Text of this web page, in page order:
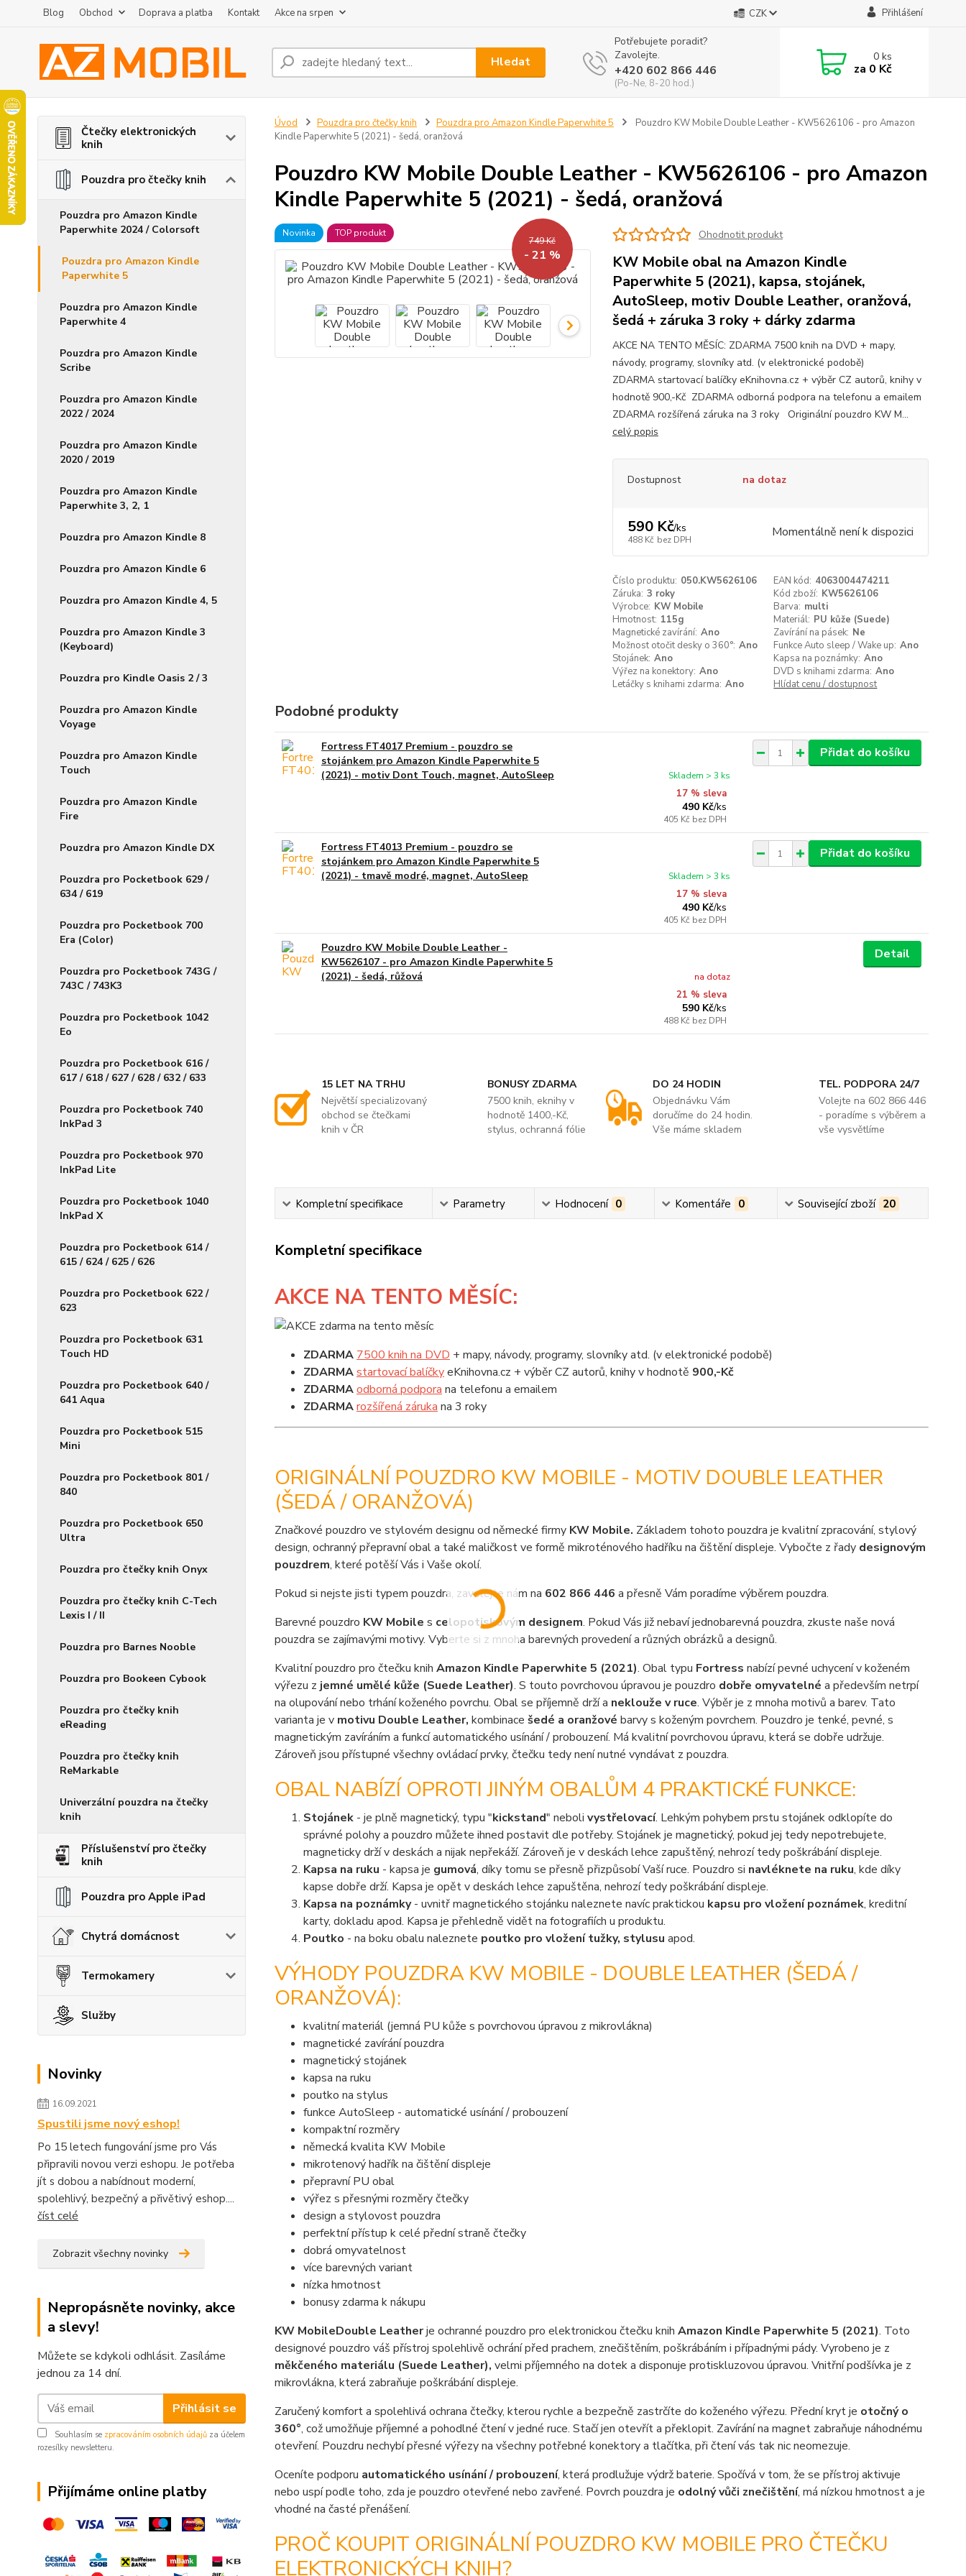
Blog Obchod Doprava a platba Kontakt Akce na srpen CZK Přihlášení
Hledat
Potřebujete poradit?
Zavolejte.
+420 602 866 446
(Po-Ne, 8-20 hod.)
0ks
za 0 Kč
Čtečky elektronických
knih
Pouzdra pro čtečky knih
Pouzdra pro Amazon Kindle
Paperwhite 2024 / Colorsoft
Pouzdra pro Amazon Kindle
Paperwhite 5
Pouzdra pro Amazon Kindle
Paperwhite 4
Pouzdra pro Amazon Kindle
Scribe
Pouzdra pro Amazon Kindle
2022 / 2024
Pouzdra pro Amazon Kindle
2020 / 2019
Pouzdra pro Amazon Kindle
Paperwhite 3, 2, 1
Pouzdra pro Amazon Kindle 8
Pouzdra pro Amazon Kindle 6
Pouzdra pro Amazon Kindle 4, 5
Pouzdra pro Amazon Kindle 3
(Keyboard)
Pouzdra pro Kindle Oasis 2 / 3
Pouzdra pro Amazon Kindle
Voyage
Pouzdra pro Amazon Kindle
Touch
Pouzdra pro Amazon Kindle
Fire
Pouzdra pro Amazon Kindle DX
Pouzdra pro Pocketbook 629 /
634 / 619
Pouzdra pro Pocketbook 700
Era (Color)
Pouzdra pro Pocketbook 743G /
743C / 743K3
Pouzdra pro Pocketbook 1042
Eo
Pouzdra pro Pocketbook 616 /
617 / 618 / 627 / 628 / 632 / 633
Pouzdra pro Pocketbook 740
InkPad 3
Pouzdra pro Pocketbook 970
InkPad Lite
Pouzdra pro Pocketbook 1040
InkPad X
Pouzdra pro Pocketbook 614 /
615 / 624 / 625 / 626
Pouzdra pro Pocketbook 622 /
623
Pouzdra pro Pocketbook 631
Touch HD
Pouzdra pro Pocketbook 640 /
641 Aqua
Pouzdra pro Pocketbook 515
Mini
Pouzdra pro Pocketbook 801 /
840
Pouzdra pro Pocketbook 650
Ultra
Pouzdra pro čtečky knih Onyx
Pouzdra pro čtečky knih C-Tech
Lexis I / II
Pouzdra pro Barnes Nooble
Pouzdra pro Bookeen Cybook
Pouzdra pro čtečky knih
eReading
Pouzdra pro čtečky knih
ReMarkable
Univerzální pouzdra na čtečky
knih
Příslušenství pro čtečky
knih
Pouzdra pro Apple iPad
Chytrá domácnost
Termokamery
Služby
Novinky
16.09.2021
Spustili jsme nový eshop!
Po 15 letech fungování jsme pro Vás
připravili novou verzi eshopu. Je potřeba
jít s dobou a nabídnout moderní,
spolehlivý, bezpečný a přivětivý eshop....
číst celé
Zobrazit všechny novinky
Nepropásněte novinky, akce
a slevy!
Můžete se kdykoli odhlásit. Zasíláme
jednou za 14 dní.
Přihlásit se
Souhlasím se zpracováním osobních údajů za účelem
rozesílky newsletteru.
Přijímáme online platby
Úvod Pouzdra pro čtečky knih Pouzdra pro Amazon Kindle Paperwhite 5
Pouzdro KW Mobile Double Leather - KW5626106 - pro Amazon
Kindle Paperwhite 5 (2021) - šedá, oranžová
Pouzdro KW Mobile Double Leather - KW5626106 - pro Amazon
Kindle Paperwhite 5 (2021) - šedá, oranžová
Novinka TOP produkt
749 Kč
- 21 %
Ohodnotit produkt
KW Mobile obal na Amazon Kindle
Paperwhite 5 (2021), kapsa, stojánek,
AutoSleep, motiv Double Leather, oranžová,
šedá + záruka 3 roky + dárky zdarma
AKCE NA TENTO MĚSÍC: ZDARMA 7500 knih na DVD + mapy,
návody, programy, slovníky atd. (v elektronické podobě)
ZDARMA startovací balíčky eKnihovna.cz + výběr CZ autorů, knihy v
hodnotě 900,-Kč ZDARMA odborná podpora na telefonu a emailem
ZDARMA rozšířená záruka na 3 roky Originální pouzdro KW M...
celý popis
Dostupnost na dotaz
590 Kč/ks
488 Kč bez DPH Momentálně není k dispozici
Číslo produktu: 050.KW5626106 EAN kód: 4063004474211
Záruka: 3 roky Kód zboží: KW5626106
Výrobce: KW Mobile Barva: multi
Hmotnost: 115g Materiál: PU kůže (Suede)
Magnetické zavírání: Ano Zavírání na pásek: Ne
Možnost otočit desky o 360°: Ano Funkce Auto sleep / Wake up: Ano
Stojánek: Ano Kapsa na poznámky: Ano
Výřez na konektory: Ano DVD s knihami zdarma: Ano
Letáčky s knihami zdarma: Ano Hlídat cenu / dostupnost
Podobné produkty
Fortress FT4017 Premium - pouzdro se
stojánkem pro Amazon Kindle Paperwhite 5
(2021) - motiv Dont Touch, magnet, AutoSleep
17 % sleva
490 Kč/ks
405 Kč bez DPH
Skladem > 3 ks
Přidat do košíku
Fortress FT4013 Premium - pouzdro se
stojánkem pro Amazon Kindle Paperwhite 5
(2021) - tmavě modré, magnet, AutoSleep
17 % sleva
490 Kč/ks
405 Kč bez DPH
Skladem > 3 ks
Přidat do košíku
Pouzdro KW Mobile Double Leather -
KW5626107 - pro Amazon Kindle Paperwhite 5
(2021) - šedá, růžová
21 % sleva
590 Kč/ks
488 Kč bez DPH
na dotaz
Detail
15 LET NA TRHU
Největší specializovaný
obchod se čtečkami
knih v ČR
BONUSY ZDARMA
7500 knih, eknihy v
hodnotě 1400,-Kč,
stylus, ochranná fólie
DO 24 HODIN
Objednávku Vám
doručíme do 24 hodin.
Vše máme skladem
TEL. PODPORA 24/7
Volejte na 602 866 446
- poradíme s výběrem a
vše vysvětlíme
Kompletní specifikace Parametry Hodnocení 0 Komentáře 0 Související zboží 20
Kompletní specifikace
AKCE NA TENTO MĚSÍC:
ZDARMA 7500 knih na DVD + mapy, návody, programy, slovníky atd. (v elektronické podobě)
ZDARMAstartovací balíčkyeKnihovna.cz + výběr CZ autorů, knihy v hodnotě 900,-Kč
ZDARMAodborná podpora na telefonu a emailem
ZDARMArozšířená záruka na 3 roky
ORIGINÁLNÍ POUZDRO KW MOBILE - MOTIV DOUBLE LEATHER
(ŠEDÁ / ORANŽOVÁ)
Značkové pouzdro ve stylovém designu od německé firmy KW Mobile. Základem tohoto pouzdra je kvalitní zpracování, stylový
design, ochranný přepravní obal a také maličkost ve formě mikroténového hadříku na čištění displeje. Vybočte z řady designovým
pouzdrem, které potěší Vás i Vaše okolí.
Pokud si nejste jisti typem pouzdra, zavolejte nám na 602 866 446 a přesně Vám poradíme výběrem pouzdra.
Barevné pouzdro KW Mobile s celopotiskovým designem. Pokud Vás již nebaví jednobarevná pouzdra, zkuste naše nová
pouzdra se zajímavými motivy. Vyberte si z mnoha barevných provedení a různých obrázků a designů.
Kvalitní pouzdro pro čtečku knih Amazon Kindle Paperwhite 5 (2021). Obal typu Fortress nabízí pevné uchycení v koženém
výřezu z jemné umělé kůže (Suede Leather). S touto povrchovou úpravou je pouzdro dobře omyvatelné a především netrpí
na olupování nebo trhání koženého povrchu. Obal se příjemně drží a neklouže v ruce. Výběr je z mnoha motivů a barev. Tato
varianta je v motivu Double Leather, kombinace šedé a oranžové barvy s koženým povrchem. Pouzdro je tenké, pevné, s
magnetickým zavíráním a funkcí automatického usínání / probouzení. Má kvalitní povrchovou úpravu, která se dobře udržuje.
Zároveň jsou přístupné všechny ovládací prvky, čtečku tedy není nutné vyndávat z pouzdra.
OBAL NABÍZÍ OPROTI JINÝM OBALŮM 4 PRAKTICKÉ FUNKCE:
Stojánek - je plně magnetický, typu "kickstand" neboli vystřelovací. Lehkým pohybem prstu stojánek odklopíte do
správné polohy a pouzdro můžete ihned postavit dle potřeby. Stojánek je magnetický, pokud jej tedy nepotrebujete,
magneticky drží v deskách a nijak nepřekáží. Zároveň je v deskách lehce zapuštěný, nehrozí tedy poškrábání displeje.
Kapsa na ruku - kapsa je gumová, díky tomu se přesně přizpůsobí Vaší ruce. Pouzdro si navléknete na ruku, kde díky
kapse dobře drží. Kapsa je opět v deskách lehce zapuštěna, nehrozí tedy poškrábání displeje.
Kapsa na poznámky- uvnitř magnetického stojánku naleznete navíc praktickou kapsu pro vložení poznámek, kreditní
karty, dokladu apod. Kapsa je přehledně vidět na fotografiích u produktu.
Poutko - na boku obalu naleznete poutko pro vložení tužky, stylusu apod.
VÝHODY POUZDRA KW MOBILE - DOUBLE LEATHER (ŠEDÁ /
ORANŽOVÁ):
kvalitní materiál (jemná PU kůže s povrchovou úpravou z mikrovlákna)
magnetické zavírání pouzdra
magnetický stojánek
kapsa na ruku
poutko na stylus
funkce AutoSleep - automatické usínání / probouzení
kompaktní rozměry
německá kvalita KW Mobile
mikrotenový hadřík na čištění displeje
přepravní PU obal
výřez s přesnými rozměry čtečky
design a stylovost pouzdra
perfektní přístup k celé přední straně čtečky
dobrá omyvatelnost
více barevných variant
nízka hmotnost
bonusy zdarma k nákupu
KW MobileDouble Leatherje ochranné pouzdro pro elektronickou čtečku knih Amazon Kindle Paperwhite 5 (2021). Toto
designové pouzdro váš přístroj spolehlivě ochrání před prachem, znečištěním, poškrábáním i případnými pády. Vyrobeno je z
měkčeného materiálu (Suede Leather), velmi příjemného na dotek a disponuje protiskluzovou úpravou. Vnitřní podšívka je z
mikrovlákna, která zabraňuje poškrábání displeje.
Zaručený komfort a spolehlivá ochrana čtečky, kterou rychle a bezpečně zastrčíte do koženého výřezu. Přední kryt je otočný o
360°, což umožňuje příjemné a pohodlné čtení v jedné ruce. Stačí jen otevřít a překlopit. Zavírání na magnet zabraňuje náhodnému
otevření. Pouzdru nechybí přesné výřezy na všechny potřebné konektory a tlačítka, při čtení vás tak nic neomezuje.
Oceníte podporu automatického usínání / probouzení, která prodlužuje výdrž baterie. Spočívá v tom, že se přístroj aktivuje
nebo uspí podle toho, zda je pouzdro otevřené nebo zavřené. Povrch pouzdra je odolný vůči znečištění, má nízkou hmotnost a je
vhodné na časté přenášení.
PROČ KOUPIT ORIGINÁLNÍ POUZDRO KW MOBILE PRO ČTEČKU
ELEKTRONICKÝCH KNIH?